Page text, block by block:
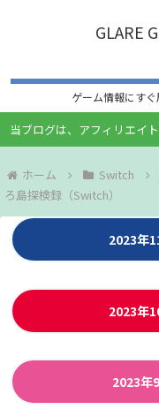
GLARE
ゲーム情報にす
当ブログは、アフィリエイ
ホーム Switch
ろ島探検録（Switch）
2023年
2023年
2023年